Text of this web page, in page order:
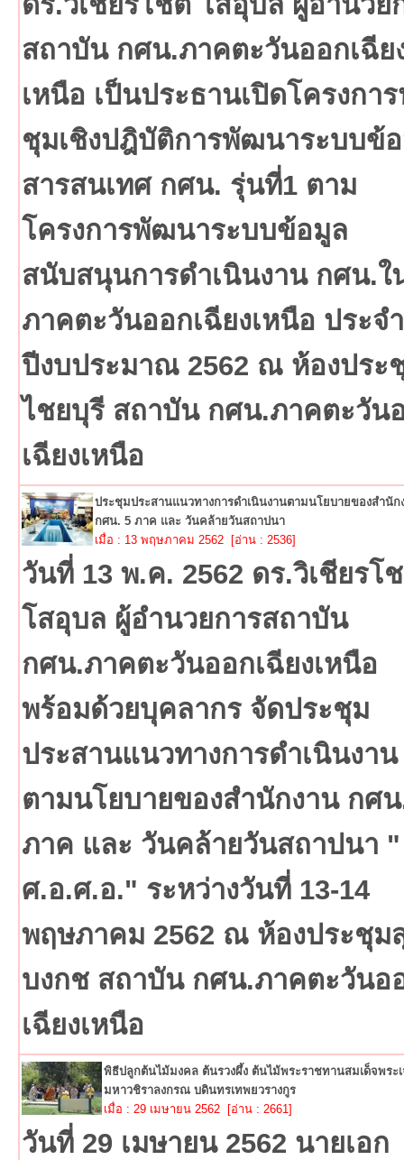
สถาบัน กศน.ภาคตะวันออกเฉีย
เหนือ เป็นประธานเปิดโครงกา
ชุมเชิงปฎิบัติการพัฒนาระบบข้
สารสนเทศ กศน. รุ่นที่1 ตาม
โครงการพัฒนาระบบข้อมูล
สนับสนุนการดำเนินงาน กศน.ใ
ภาคตะวันออกเฉียงเหนือ ประจำ
ปีงบประมาณ 2562 ณ ห้องประ
ไชยบุรี สถาบัน กศน.ภาคตะวัน
เฉียงเหนือ
ประชุมประสานแนวทางการดำเนินงานตามนโยบายของสำนัก
กศน. 5 ภาค และ วันคล้ายวันสถาปนา
เมื่อ : 13 พฤษภาคม 2562 [อ่าน : 2536]
วันที่ 13 พ.ค. 2562 ดร.วิเชียรโ
โสอุบล ผู้อำนวยการสถาบัน
กศน.ภาคตะวันออกเฉียงเหนือ
พร้อมด้วยบุคลากร จัดประชุม
ประสานแนวทางการดำเนินงาน
ตามนโยบายของสำนักงาน กศ
ภาค และ วันคล้ายวันสถาปนา "
ศ.อ.ศ.อ." ระหว่างวันที่ 13-14
พฤษภาคม 2562 ณ ห้องประชุม
บงกช สถาบัน กศน.ภาคตะวันอ
เฉียงเหนือ
พิธีปลูกต้นไม้มงคล ต้นรวงผึ้ง ต้นไม้พระราชทานสมเด็จพระ
มหาวชิราลงกรณ บดินทรเทพยวรางกูร
เมื่อ : 29 เมษายน 2562 [อ่าน : 2661]
วันที่ 29 เมษายน 2562 นายเอก